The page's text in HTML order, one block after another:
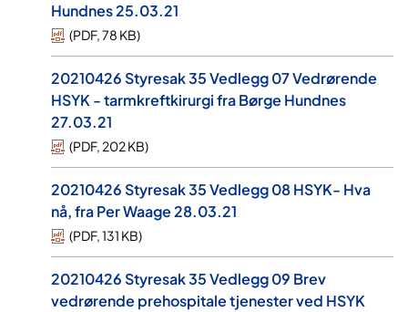
Hundnes 25.03.21
(PDF,78 KB)
20210426 Styresak 35 Vedlegg 07 Vedrørende
HSYK - tarmkreftkirurgi fra Børge Hundnes
27.03.21
(PDF, 202 KB)
20210426 Styresak 35 Vedlegg 08 HSYK- Hva
nå, fra Per Waage 28.03.21
(PDF,131 KB)
20210426 Styresak 35 Vedlegg 09 Brev
vedrørende prehospitale tjenester ved HSYK